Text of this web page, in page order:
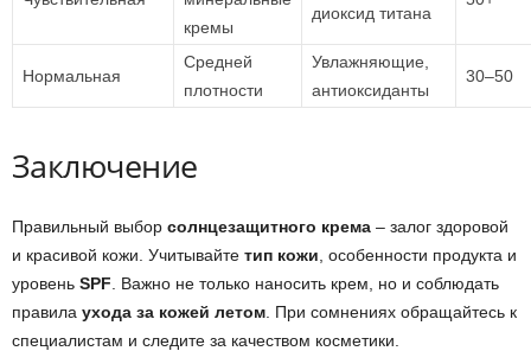
кремы
диоксид титана
Нормальная
Средней
плотности
Увлажняющие,
антиоксиданты
30–50
Заключение
Правильный выбор солнцезащитного крема – залог здоровой
и красивой кожи. Учитывайте тип кожи , особенности продукта и
уровень SPF . Важно не только наносить крем, но и соблюдать
правила ухода за кожей летом . При сомнениях обращайтесь к
специалистам и следите за качеством косметики.